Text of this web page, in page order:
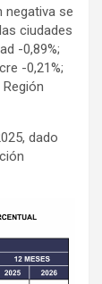
negativa se
ciudades
-0,89%;
-0,21%;
dado